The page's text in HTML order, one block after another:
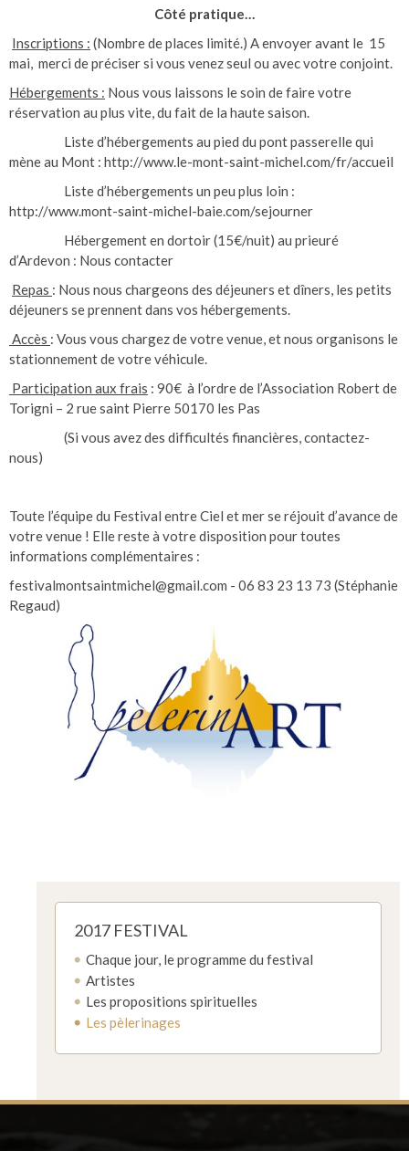
2017 FESTIVAL
Chaque jour, le programme du festival
Artistes
Les propositions spirituelles
Les pèlerinages
Côté pratique…
Inscriptions : (Nombre de places limité.) A envoyer avant le 15
mai, merci de préciser si vous venez seul ou avec votre conjoint.
Hébergements : Nous vous laissons le soin de faire votre
réservation au plus vite, du fait de la haute saison.
Liste d’hébergements au pied du pont passerelle qui
mène au Mont : http://www.le-mont-saint-michel.com/fr/accueil
Liste d’hébergements un peu plus loin :
http://www.mont-saint-michel-baie.com/sejourner
Hébergement en dortoir (15€/nuit) au prieuré
d’Ardevon : Nous contacter
Repas : Nous nous chargeons des déjeuners et dîners, les petits
déjeuners se prennent dans vos hébergements.
Accès : Vous vous chargez de votre venue, et nous organisons le
stationnement de votre véhicule.
Participation aux frais : 90€ à l’ordre de l’Association Robert de
Torigni – 2 rue saint Pierre 50170 les Pas
(Si vous avez des difficultés financières, contactez-
nous)
Toute l’équipe du Festival entre Ciel et mer se réjouit d’avance de
votre venue ! Elle reste à votre disposition pour toutes
informations complémentaires :
festivalmontsaintmichel@gmail.com - 06 83 23 13 73 (Stéphanie
Regaud)